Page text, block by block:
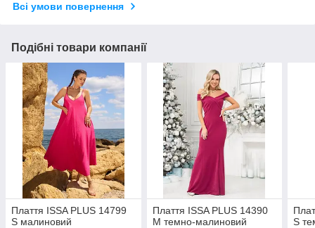
Всі умови повернення
Подібні товари компанії
Плаття ISSA PLUS 14799
S малиновий
Плаття ISSA PLUS 14390
M темно-малиновий
S